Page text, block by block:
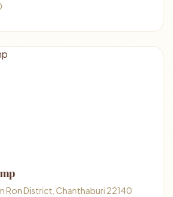
Ron District, Chanthaburi 22140